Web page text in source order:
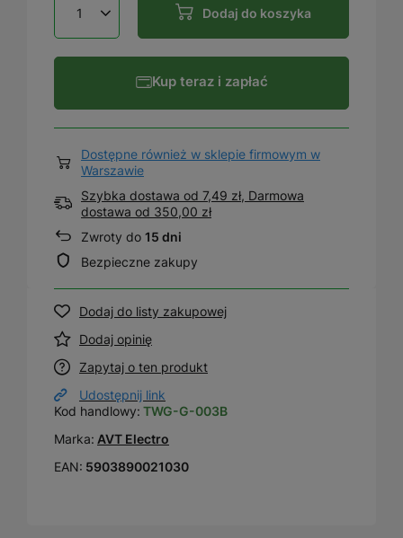
Dodaj do koszyka
Kup teraz i zapłać
Dostępne również w sklepie firmowym w
Warszawie
Szybka dostawa od 7,49 zł, Darmowa
dostawa od 350,00 zł
Zwroty do 15 dni
Bezpieczne zakupy
Dodaj do listy zakupowej
Dodaj opinię
Zapytaj o ten produkt
Udostępnij link
Kod handlowy: TWG-G-003B
Marka: AVT Electro
EAN: 5903890021030